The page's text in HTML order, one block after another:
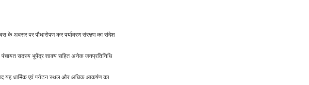
के अवसर पर पौधारोपण कर पर्यावरण संरक्षण का संदेश
पंचायत सदस्य भूपेंद्र शाक्य सहित अनेक जनप्रतिनिधि
यह धार्मिक एवं पर्यटन स्थल और अधिक आकर्षण का